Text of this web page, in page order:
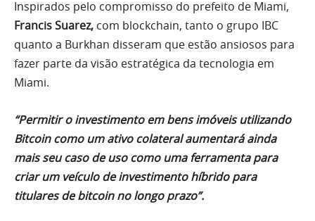
Inspirados pelo compromisso do prefeito de Miami,
Francis Suarez, com blockchain, tanto o grupo IBC
quanto a Burkhan disseram que estão ansiosos para
fazer parte da visão estratégica da tecnologia em
Miami.
“Permitir o investimento em bens imóveis utilizando
Bitcoin como um ativo colateral aumentará ainda
mais seu caso de uso como uma ferramenta para
criar um veículo de investimento híbrido para
titulares de bitcoin no longo prazo”.